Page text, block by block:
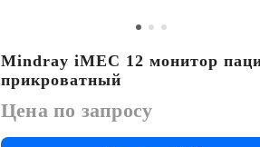
Mindray iMEC 12 монитор
прикроватный
Цена по запросу